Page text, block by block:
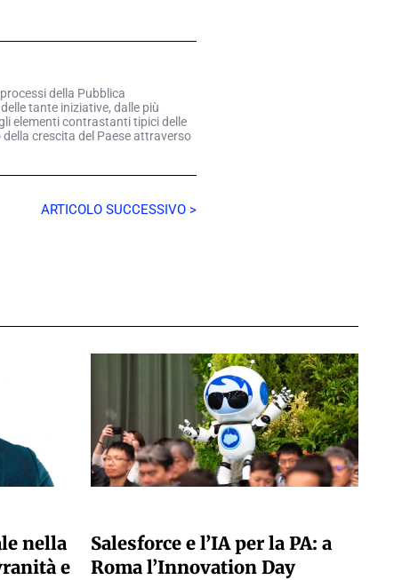
della Pubblica
tante iniziative, dalle più
elementi contrastanti tipici delle
crescita del Paese attraverso
ARTICOLO SUCCESSIVO >
nella
e
Salesforce e l’IA per la PA: a
Roma l’Innovation Day